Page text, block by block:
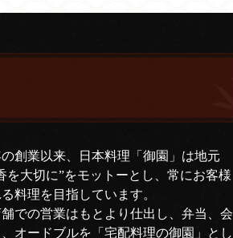
創業以来、日本料理「御園」は地元
を大切に”をモットーとし、常にお客様
料理を目指しています。
での営業はもとより仕出し、弁当、会
オードブルを「宅配料理の御園」とし